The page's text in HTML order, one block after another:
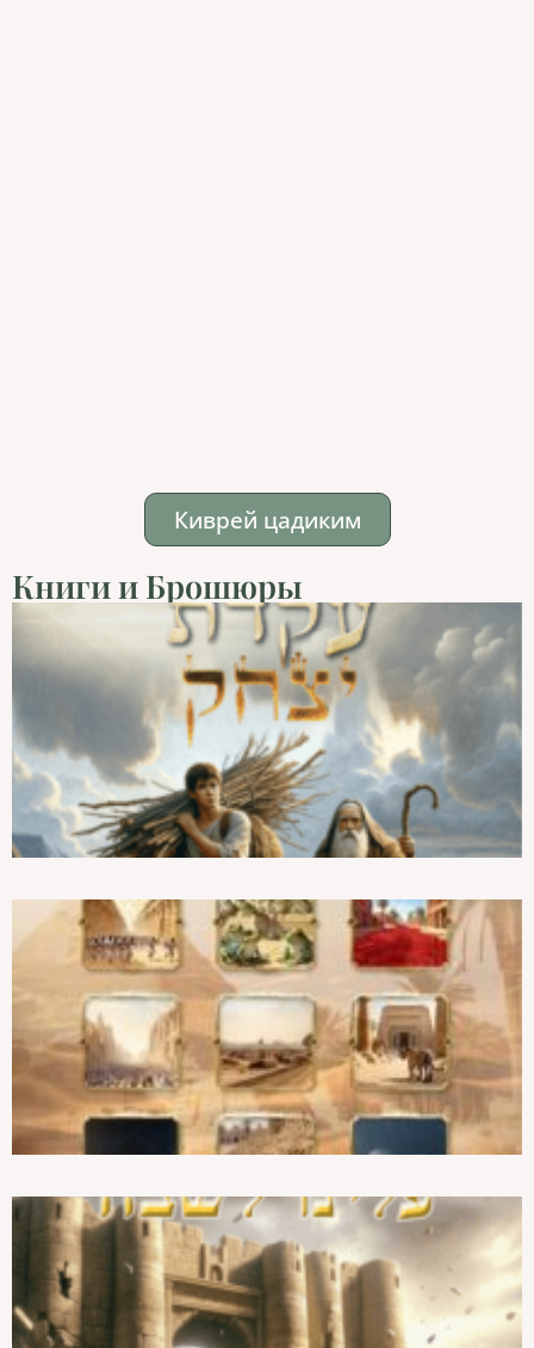
Киврей цадиким
Книги и Брошюры